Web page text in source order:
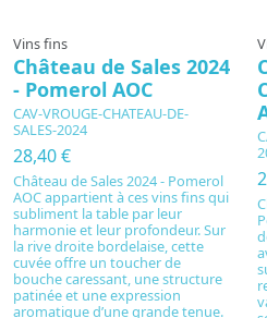
Vins fins
Château de Sales 2024
- Pomerol AOC
CAV-VROUGE-CHATEAU-DE-
SALES-2024
28,40 €
Château de Sales 2024 - Pomerol
AOC appartient à ces vins fins qui
subliment la table par leur
harmonie et leur profondeur. Sur
la rive droite bordelaise, cette
cuvée offre un toucher de
bouche caressant, une structure
patinée et une expression
aromatique d’une grande tenue.